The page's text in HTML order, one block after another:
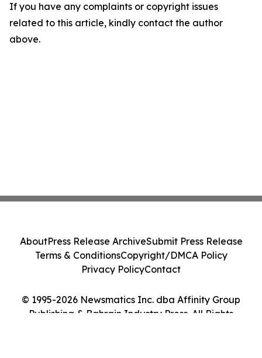
If you have any complaints or copyright issues
related to this article, kindly contact the author
above.
© 1995-2026 Newsmatics Inc. dba Affinity Group
Publishing & Bahrain Industry Press. All Rights
AboutPress Release ArchiveSubmit Press Release
Terms & ConditionsCopyright/DMCA Policy
Privacy PolicyContact